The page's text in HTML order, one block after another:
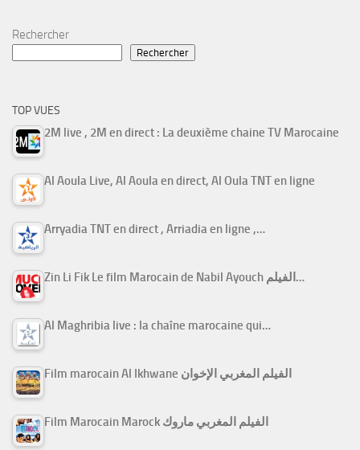
Rechercher
Rechercher
TOP VUES
2M live , 2M en direct : La deuxième chaine TV Marocaine
Al Aoula Live, Al Aoula en direct, Al Oula TNT en ligne
Arryadia TNT en direct , Arriadia en ligne ,…
Zin Li Fik Le film Marocain de Nabil Ayouch الفيلم…
Al Maghribia live : la chaîne marocaine qui…
Film marocain Al Ikhwane الفيلم المغربي الإخوان
Film Marocain Marock الفيلم المغربي ماروك